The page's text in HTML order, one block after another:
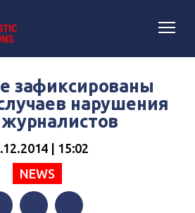
зафиксированы
нарушения
| 15:02
NEWS